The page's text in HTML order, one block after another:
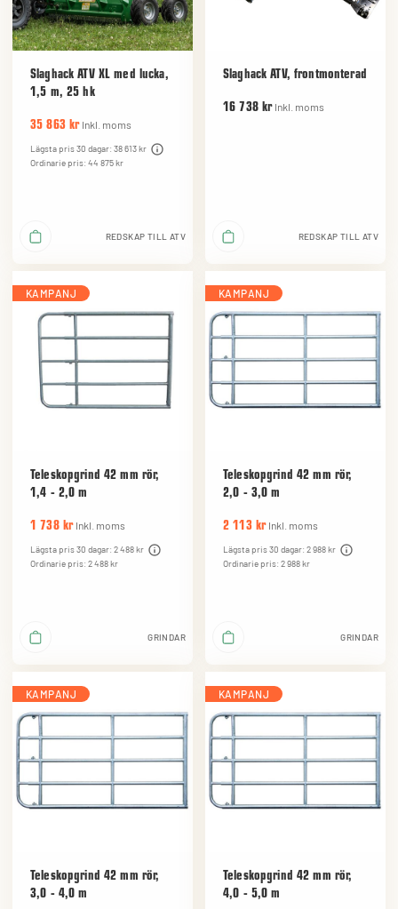
Slaghack ATV XL med lucka,
1,5 m, 25 hk
35 863 kr Inkl. moms
Lägsta pris 30 dagar: 38 613 kr
Ordinarie pris: 44 875 kr
REDSKAP TILL ATV
Slaghack ATV, frontmonterad
16 738 kr Inkl. moms
REDSKAP TILL ATV
KAMPANJ
Teleskopgrind 42 mm rör,
1,4 - 2,0 m
1 738 kr Inkl. moms
Lägsta pris 30 dagar: 2 488 kr
Ordinarie pris: 2 488 kr
GRINDAR
KAMPANJ
Teleskopgrind 42 mm rör,
2,0 - 3,0 m
2 113 kr Inkl. moms
Lägsta pris 30 dagar: 2 988 kr
Ordinarie pris: 2 988 kr
GRINDAR
KAMPANJ
Teleskopgrind 42 mm rör,
3,0 - 4,0 m
KAMPANJ
Teleskopgrind 42 mm rör,
4,0 - 5,0 m